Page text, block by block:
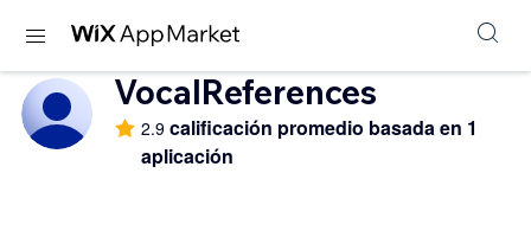
VocalReferences
2.9 calificación promedio basada en 1
aplicación